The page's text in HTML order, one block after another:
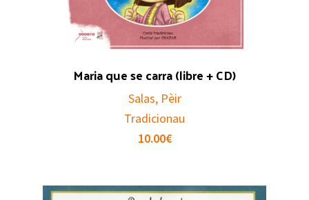
Maria que se carra (libre + CD)
Salas, Pèir
Tradicionau
10.00€